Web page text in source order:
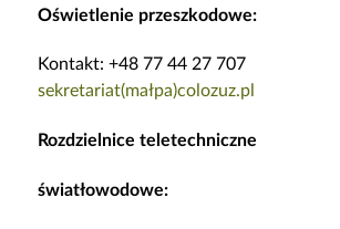
Oświetlenie przeszkodowe:
Kontakt: +48 77 44 27 707
sekretariat(małpa)colozuz.pl
Rozdzielnice teletechniczne
światłowodowe: